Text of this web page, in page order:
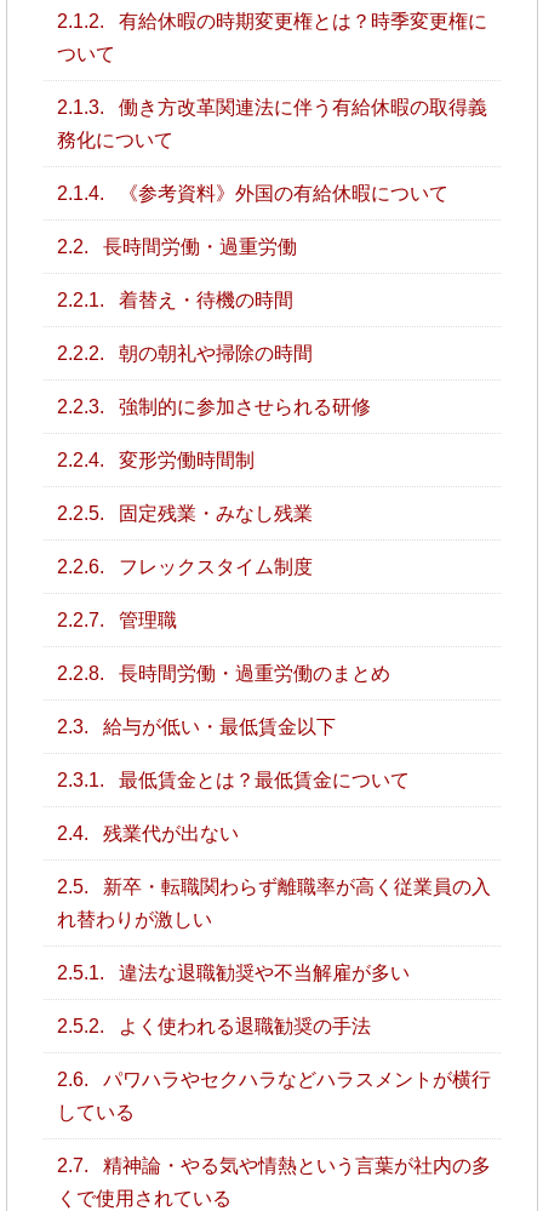
2.1.2.
有給休暇の時期変更権とは？時季変更権に
ついて
2.1.3.
働き方改革関連法に伴う有給休暇の取得義
務化について
2.1.4. 《参考資料》外国の有給休暇について
2.2. 長時間労働・過重労働
2.2.1. 着替え・待機の時間
2.2.2. 朝の朝礼や掃除の時間
2.2.3. 強制的に参加させられる研修
2.2.4. 変形労働時間制
2.2.5. 固定残業・みなし残業
2.2.6. フレックスタイム制度
2.2.7. 管理職
2.2.8. 長時間労働・過重労働のまとめ
2.3. 給与が低い・最低賃金以下
2.3.1. 最低賃金とは？最低賃金について
2.4. 残業代が出ない
2.5.
新卒・転職関わらず離職率が高く従業員の入
れ替わりが激しい
2.5.1. 違法な退職勧奨や不当解雇が多い
2.5.2. よく使われる退職勧奨の手法
2.6.
パワハラやセクハラなどハラスメントが横行
している
2.7.
精神論・やる気や情熱という言葉が社内の多
くで使用されている